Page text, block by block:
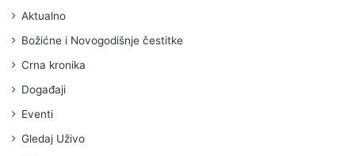
Aktualno
Božićne i Novogodišnje čestitke
Crna kronika
Događaji
Eventi
Gledaj Uživo